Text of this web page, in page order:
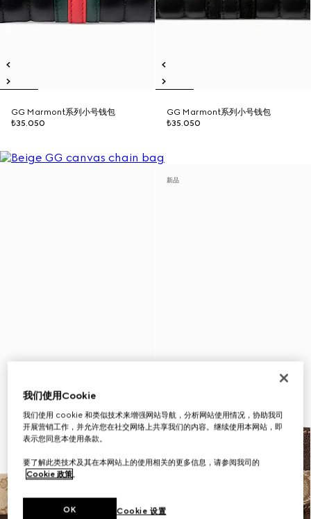
GG Marmont系列小号钱包
₺35.050
GG Marmont系列小号钱包
₺35.050
新品
我们使用Cookie
我们使用 cookie 和类似技术来增强网站导航，分析网站使用情况，协助我司
开展营销工作，并允许您在社交网络上共享我们的内容。继续使用本网站，即
表示您同意本使用条款。
要了解此类技术及其在本网站上的使用相关的更多信息，请参阅我司的
Cookie 政策。
Cookie 设置
OK